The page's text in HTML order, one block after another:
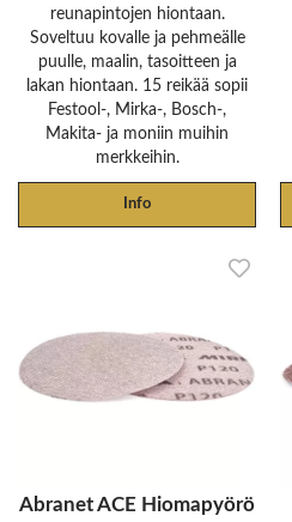
reunapintojen hiontaan.
Soveltuu kovalle ja pehmeälle
puulle, maalin, tasoitteen ja
lakan hiontaan. 15 reikää sopii
Festool-, Mirka-, Bosch-,
Makita- ja moniin muihin
merkkeihin.
Info
Abranet ACE Hiomapyörö